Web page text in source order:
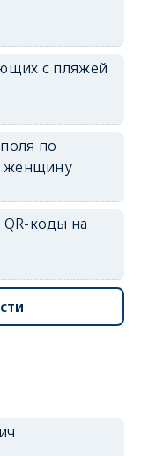
с пляжей
по
женщину
коды на